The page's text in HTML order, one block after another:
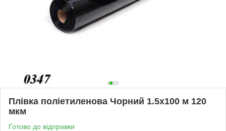
Плівка поліетиленова Чорний 1.5х100 м 120
мкм
Готово до відправки